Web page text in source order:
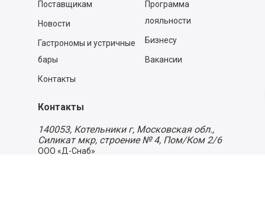
Поставщикам
Новости
Гастрономы и устричные
бары
Контакты
Программа
лояльности
Бизнесу
Вакансии
Контакты
140053, Котельники г, Московская обл.,
Силикат мкр, строение № 4, Пом/Ком 2/6
ООО «Д-Снаб»